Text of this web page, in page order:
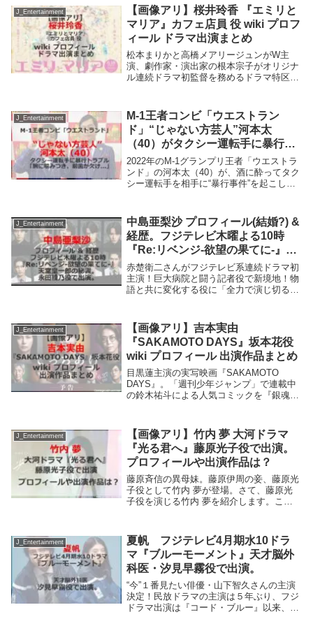
J_Entertainment
【画像アリ】桜井玲香 『エミリと
マリア』カフェ店員 役 wiki プロフ
ィール ドラマ出演まとめ
松本まりかと高橋メアリージュンがW主
演、劇作家・演出家の根本宗子がオリジナ
ル連続ドラマ初監督を務めるドラマ特区
（木）よりスタートする。幼稚園から私立
女子校育ちの35...
J_Entertainment
M-1王者コンビ「ウエストラン
ド」“じゃない方芸人”河本太
（40）がタクシー運転手に暴行ト
ラブル「腕に噛みつき、前歯が欠
け…」
2022年のM-1グランプリ王者「ウエストラ
ンド」の河本太（40）が、酒に酔ってタク
シー運転手を相手に“暴行事件”を起こして
だった河本と井口浩之（40）の2名で2...
J_Entertainment
中島亜梨沙 プロフィール(結婚?) &
経歴。フジテレビ木曜よる10時
『Re:リベンジ-欲望の果てに-』天
堂皇一郎の秘書。永田綾乃役で出
演。
赤楚衛二さんがフジテレビ系連続ドラマ初
主演！巨大病院と闘う記者役で新境地！物
語と共に変化する役に「全力で演じ切る」
梨沙、天堂皇一郎の秘書。永田綾乃役とし
て登場。さて、...
J_Entertainment
【画像アリ】吉本実由
『SAKAMOTO DAYS』坂本花役
wiki プロフィール 出演作品まとめ
目黒蓮主演の実写映画『SAKAMOTO
DAYS』。「週刊少年ジャンプ」で連載中
の鈴木祐斗による人気コミックを『銀魂』
妻・坂本葵(上戸彩)の娘・坂本花役を吉本
実由さ...
J_Entertainment
【画像アリ】竹内 夢 大河ドラマ
『光る君へ』藤原光子役で出演。
プロフィールや出演作品は？
藤原斉信の異母妹。藤原伊周の妾、藤原光
子役として竹内 夢が登場。さて、藤原光
子役を演じる竹内 夢を紹介します。この
プロフィール 生年月日 1...
J_Entertainment
夏帆 フジテレビ4月期水10ドラ
マ『ブルーモーメント』天才脳外
科医・汐見早霧役で出演。
“今”１番見たい俳優・山下智久さんの主演
決定！民放ドラマの主演は５年ぶり、フジ
ドラマ出演は『コード・ブルー』以来、７